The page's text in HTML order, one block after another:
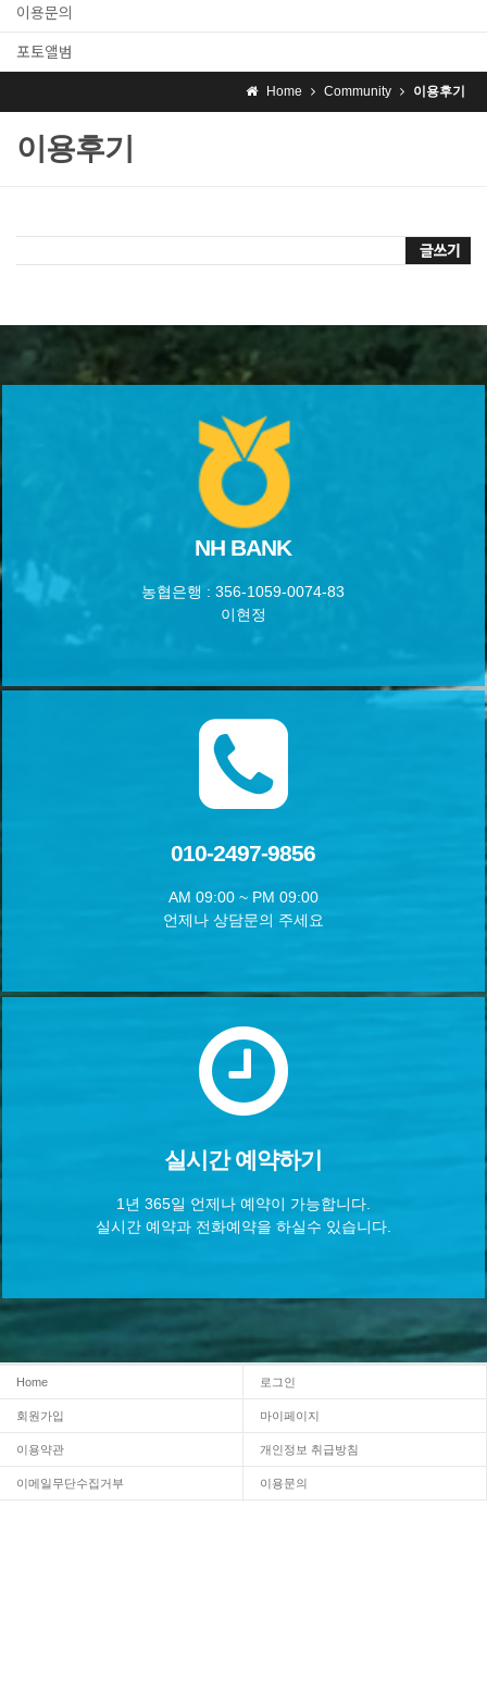
이용문의
포토앨범
Home Community 이용후기
이용후기
NH BANK
농협은행 : 356-1059-0074-83
이현정
010-2497-9856
AM 09:00 ~ PM 09:00
언제나 상담문의 주세요
실시간 예약하기
1년 365일 언제나 예약이 가능합니다.
실시간 예약과 전화예약을 하실수 있습니다.
Home 로그인
회원가입 마이페이지
이용약관 개인정보 취급방침
이메일무단수집거부 이용문의